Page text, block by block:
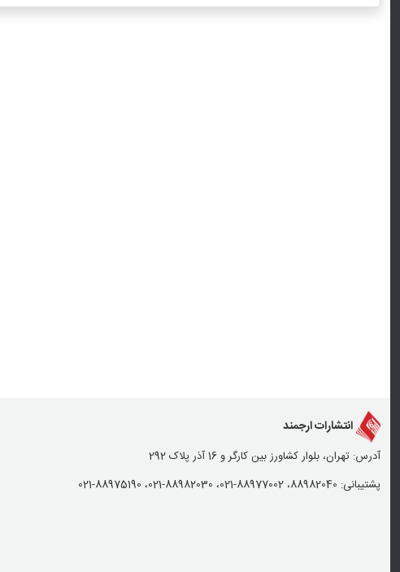
انتشارات ارجمند
آدرس: تهران، بلوار کشاورز بین کارگر و 16 آذر پلاک 292
پشتیبانی: 88982040، 88977002-021، 88982030-021، 88975190-021